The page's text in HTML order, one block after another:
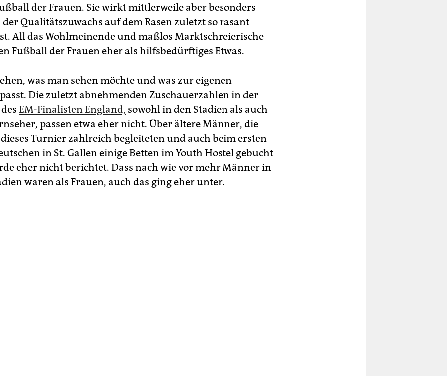
der Frauen. Sie wirkt mittlerweile aber besonders
Qualitätszuwachs auf dem Rasen zuletzt so rasant
All das Wohlmeinende und maßlos Marktschreierische
Fußball der Frauen eher als hilfsbedürftiges Etwas.
was man sehen möchte und was zur eigenen
Die zuletzt abnehmenden Zuschauerzahlen in der
EM-Finalisten England, sowohl in den Stadien als auch
passen etwa eher nicht. Über ältere Männer, die
Turnier zahlreich begleiteten und auch beim ersten
in St. Gallen einige Betten im Youth Hostel gebucht
eher nicht berichtet. Dass nach wie vor mehr Männer in
waren als Frauen, auch das ging eher unter.